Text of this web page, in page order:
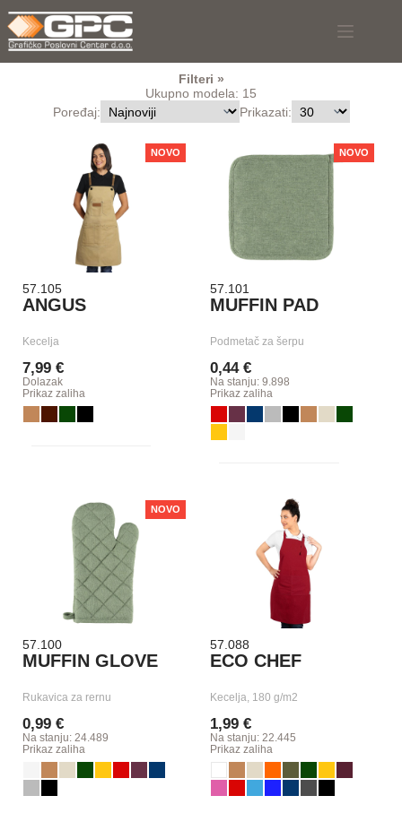
to
content
Filteri
Ukupno modela: 15
Poređaj:
Prikazati:
NOVO
57.105
ANGUS
Kecelja
7,99 €
Dolazak
Prikaz zaliha
NOVO
57.101
MUFFIN PAD
Podmetač za šerpu
0,44 €
Na stanju: 9.898
Prikaz zaliha
NOVO
57.100
MUFFIN GLOVE
Rukavica za rernu
0,99 €
Na stanju: 24.489
Prikaz zaliha
57.088
ECO CHEF
Kecelja, 180 g/m2
1,99 €
Na stanju: 22.445
Prikaz zaliha